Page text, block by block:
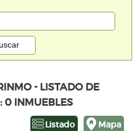
- LISTADO DE
0 INMUEBLES
Mapa
Listado